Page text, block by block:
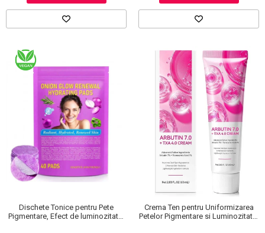
Dischete Tonice pentru Pete
Pigmentare, Efect de luminozitate,
Crema Ten pentru Uniformizarea
Petelor Pigmentare si Luminozitate,